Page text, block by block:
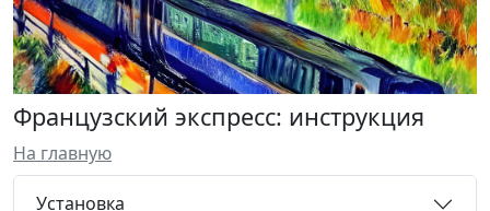
Французский экспресс: инструкция
На главную
Установка